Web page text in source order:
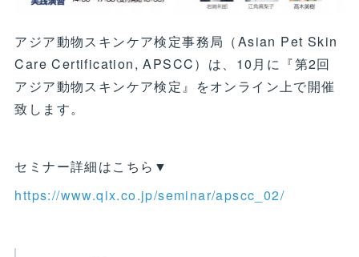
アジア動物スキンケア検定事務局（Asian Pet Skin
Care Certification, APSCC）は、10月に『第2回
アジア動物スキンケア検定』をオンライン上で開催
致します。
セミナー詳細はこちら▼
https://www.qix.co.jp/seminar/apscc_02/